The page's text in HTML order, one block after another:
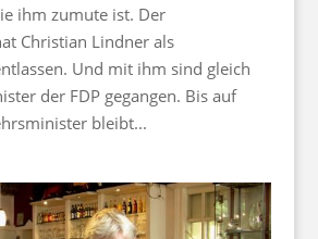
ihm zumute ist. Der
Christian Lindner als
Und mit ihm sind gleich
der FDP gegangen. Bis auf
bleibt...